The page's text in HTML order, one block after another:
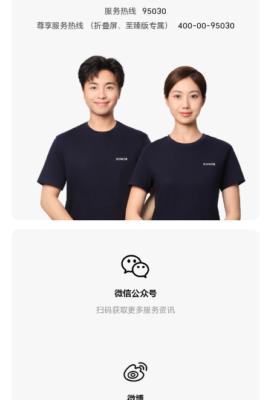
服务热线
95030
尊享服务热线 （折叠屏、至臻版专属）
400-00-95030
微信公众号
扫码获取更多服务资讯